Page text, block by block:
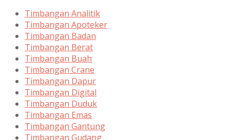
Timbangan Analitik
Timbangan Apoteker
Timbangan Badan
Timbangan Berat
Timbangan Buah
Timbangan Crane
Timbangan Dapur
Timbangan Digital
Timbangan Duduk
Timbangan Emas
Timbangan Gantung
Timbangan Gudang